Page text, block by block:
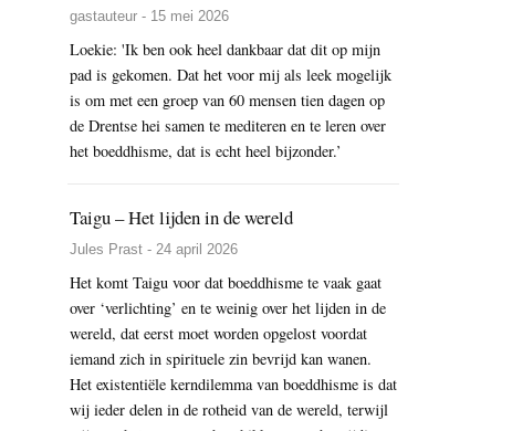
gastauteur - 15 mei 2026
Loekie: 'Ik ben ook heel dankbaar dat dit op mijn
pad is gekomen. Dat het voor mij als leek mogelijk
is om met een groep van 60 mensen tien dagen op
de Drentse hei samen te mediteren en te leren over
het boeddhisme, dat is echt heel bijzonder.’
Taigu – Het lijden in de wereld
Jules Prast - 24 april 2026
Het komt Taigu voor dat boeddhisme te vaak gaat
over ‘verlichting’ en te weinig over het lijden in de
wereld, dat eerst moet worden opgelost voordat
iemand zich in spirituele zin bevrijd kan wanen.
Het existentiële kerndilemma van boeddhisme is dat
wij ieder delen in de rotheid van de wereld, terwijl